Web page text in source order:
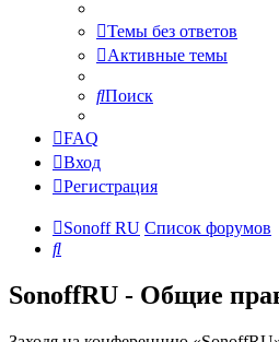
Темы без ответов
Активные темы
Поиск
FAQ
Вход
Регистрация
Sonoff RU Список форумов
Поиск
SonoffRU - Общие